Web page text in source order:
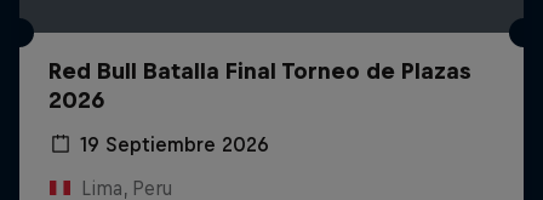
Red Bull Batalla Final Torneo de Plazas
2026
19 Septiembre 2026
Lima, Peru